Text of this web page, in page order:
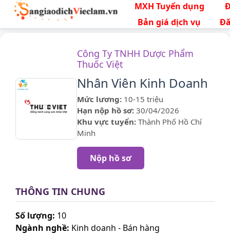
MXH Tuyển dụng
Bản giá dịch vụ
Công Ty TNHH Dược Phẩm
Thuốc Việt
Nhân Viên Kinh Doanh
Mức lương: 10-15 triệu
Hạn nộp hồ sơ: 30/04/2026
Khu vực tuyển: Thành Phố Hồ Chí
Minh
Nộp hồ sơ
THÔNG TIN CHUNG
Số lượng: 10
Ngành nghề: Kinh doanh - Bán hàng